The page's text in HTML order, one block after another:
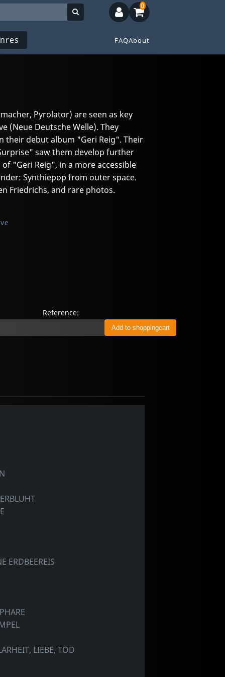
FAQAbout
0
Pyrolator) are seen as key
(Neue Deutsche Welle). They
their debut album "Geri Reig". Their
saw them develop further
"Geri Reig", in a more accessible
Synthiepop from outer space.
Friedrichs, and rare photos.
Reference:
ERDBEEREIS
LIEBE, TOD